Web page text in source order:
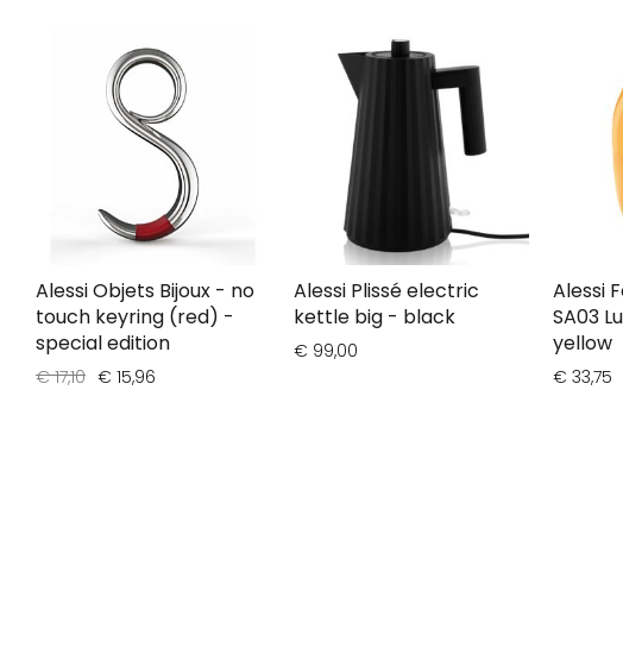
Alessi Objets Bijoux - no
touch keyring (red) -
special edition
€ 15,96
€ 17,10
Alessi Plissé electric
kettle big - black
€ 99,00
Alessi
SA03
yellow
€ 33,75